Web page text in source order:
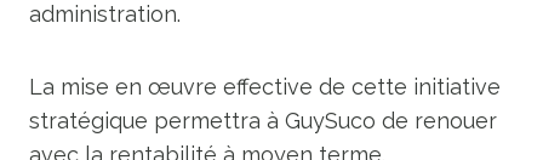
administration.
La mise en œuvre effective de cette initiative
stratégique permettra à GuySuco de renouer
avec la rentabilité à moyen terme.